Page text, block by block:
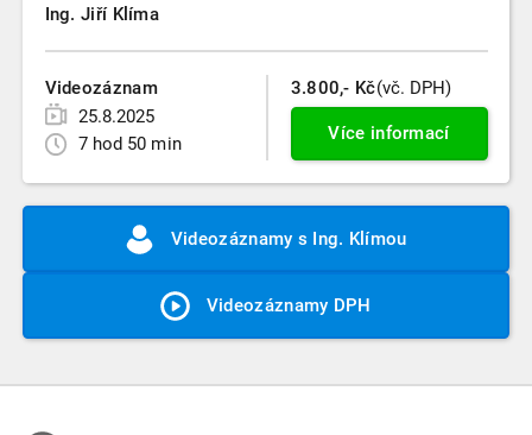
Ing. Jiří Klíma
Videozáznam
25.8.2025
7 hod 50 min
3.800,- Kč(vč. DPH)
Více informací
Videozáznamy s Ing. Klímou
Videozáznamy DPH